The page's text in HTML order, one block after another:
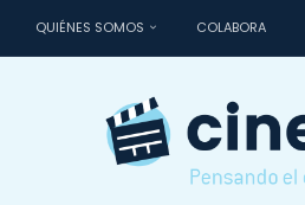
QUIÉNES SOMOS COLABORA